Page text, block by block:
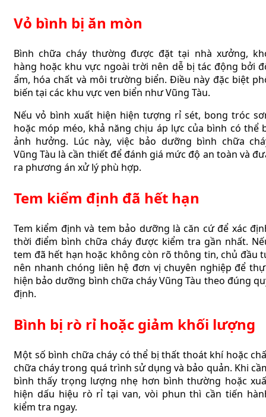
Vỏ bình bị ăn mòn
Bình chữa cháy thường được đặt tại nhà xưởng,
hàng hoặc khu vực ngoài trời nên dễ bị tác động bởi
ẩm, hóa chất và môi trường biển. Điều này đặc biệt
biến tại các khu vực ven biển như Vũng Tàu.
Nếu vỏ bình xuất hiện hiện tượng rỉ sét, bong tróc
hoặc móp méo, khả năng chịu áp lực của bình có thể
ảnh hưởng. Lúc này, việc bảo dưỡng bình chữa
Vũng Tàu là cần thiết để đánh giá mức độ an toàn và
ra phương án xử lý phù hợp.
Tem kiểm định đã hết hạn
Tem kiểm định và tem bảo dưỡng là căn cứ để xác
thời điểm bình chữa cháy được kiểm tra gần nhất.
tem đã hết hạn hoặc không còn rõ thông tin, chủ đầu
nên nhanh chóng liên hệ đơn vị chuyên nghiệp để
hiện bảo dưỡng bình chữa cháy Vũng Tàu theo đúng
định.
Bình bị rò rỉ hoặc giảm khối lượng
Một số bình chữa cháy có thể bị thất thoát khí hoặc
chữa cháy trong quá trình sử dụng và bảo quản. Khi
bình thấy trọng lượng nhẹ hơn bình thường hoặc
hiện dấu hiệu rò rỉ tại van, vòi phun thì cần tiến
kiểm tra ngay.